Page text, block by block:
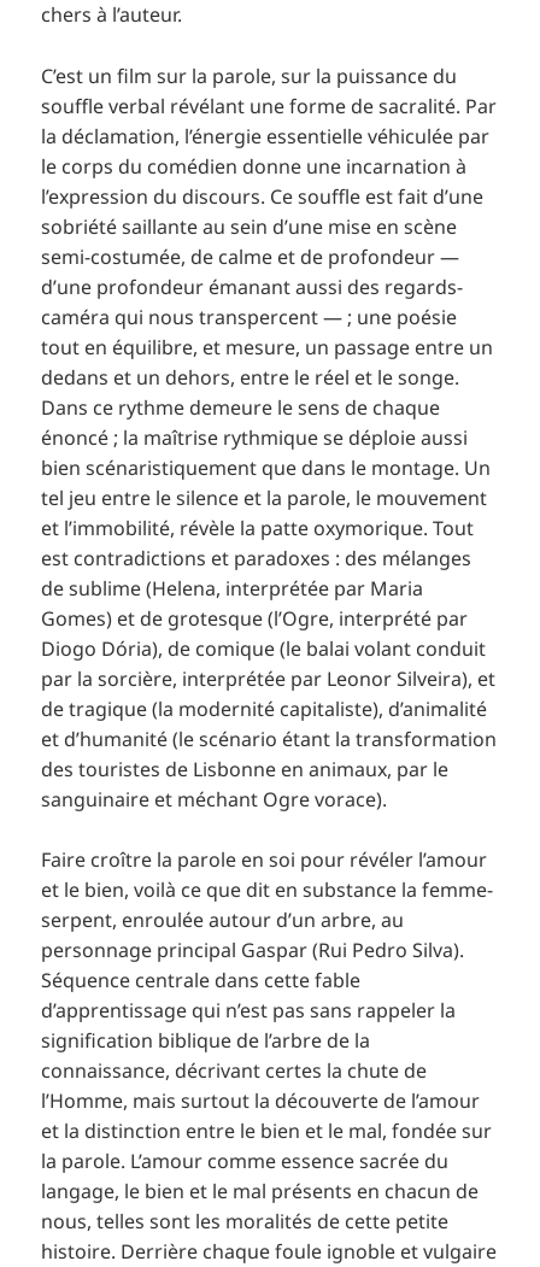
chers à l’auteur.
C’est un film sur la parole, sur la puissance du
souffle verbal révélant une forme de sacralité. Par
la déclamation, l’énergie essentielle véhiculée par
le corps du comédien donne une incarnation à
l’expression du discours. Ce souffle est fait d’une
sobriété saillante au sein d’une mise en scène
semi-costumée, de calme et de profondeur —
d’une profondeur émanant aussi des regards-
caméra qui nous transpercent — ; une poésie
tout en équilibre, et mesure, un passage entre un
dedans et un dehors, entre le réel et le songe.
Dans ce rythme demeure le sens de chaque
énoncé ; la maîtrise rythmique se déploie aussi
bien scénaristiquement que dans le montage. Un
tel jeu entre le silence et la parole, le mouvement
et l’immobilité, révèle la patte oxymorique. Tout
est contradictions et paradoxes : des mélanges
de sublime (Helena, interprétée par Maria
Gomes) et de grotesque (l’Ogre, interprété par
Diogo Dória), de comique (le balai volant conduit
par la sorcière, interprétée par Leonor Silveira), et
de tragique (la modernité capitaliste), d’animalité
et d’humanité (le scénario étant la transformation
des touristes de Lisbonne en animaux, par le
sanguinaire et méchant Ogre vorace).
Faire croître la parole en soi pour révéler l’amour
et le bien, voilà ce que dit en substance la femme-
serpent, enroulée autour d’un arbre, au
personnage principal Gaspar (Rui Pedro Silva).
Séquence centrale dans cette fable
d’apprentissage qui n’est pas sans rappeler la
signification biblique de l’arbre de la
connaissance, décrivant certes la chute de
l’Homme, mais surtout la découverte de l’amour
et la distinction entre le bien et le mal, fondée sur
la parole. L’amour comme essence sacrée du
langage, le bien et le mal présents en chacun de
nous, telles sont les moralités de cette petite
histoire. Derrière chaque foule ignoble et vulgaire